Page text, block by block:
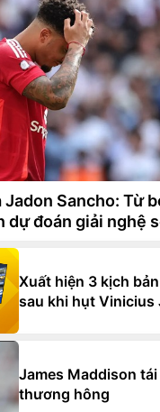
Jadon Sancho: Từ
dự đoán giải nghệ
Xuất hiện 3 kịch
sau khi hụt Vinicius
James Maddison
thương hông